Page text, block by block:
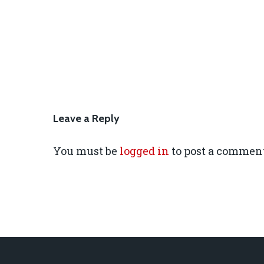
Leave a Reply
You must be logged in to post a